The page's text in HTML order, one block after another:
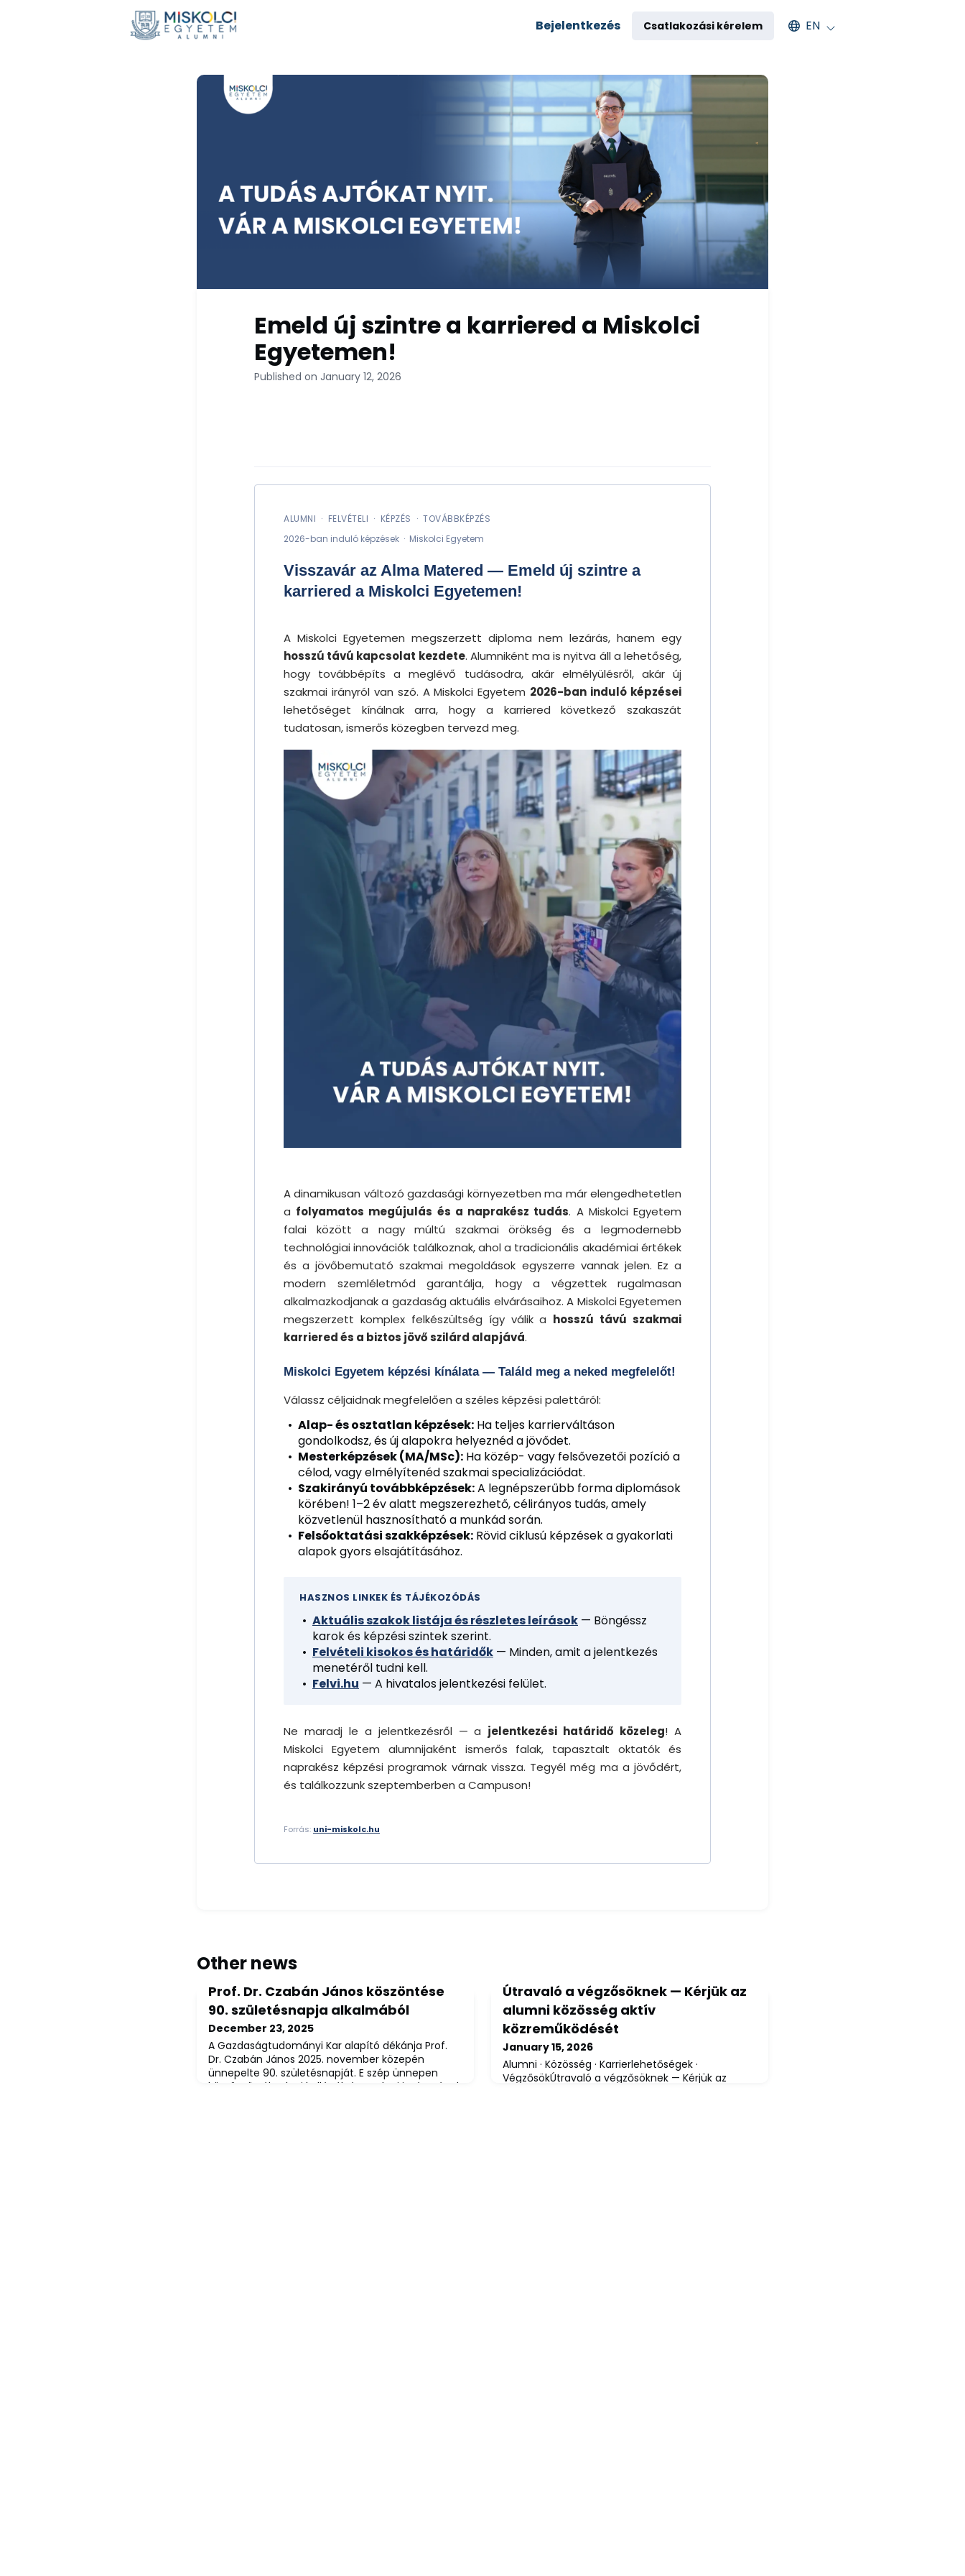
Adományozás Csoportok
Nemzetközi alumni
Bejelentkezés Csatlakozási kérelem Select an available language
EN
Emeld új szintre a karriered a Miskolci
Egyetemen!
Published on January 12, 2026
ALUMNI · FELVÉTELI · KÉPZÉS · TOVÁBBKÉPZÉS
2026-ban induló képzések · Miskolci Egyetem
Visszavár az Alma Matered — Emeld új szintre a
karriered a Miskolci Egyetemen!
A Miskolci Egyetemen megszerzett diploma nem lezárás, hanem egy
hosszú távú kapcsolat kezdete. Alumniként ma is nyitva áll a lehetőség,
hogy továbbépíts a meglévő tudásodra, akár elmélyülésről, akár új
szakmai irányról van szó. A Miskolci Egyetem 2026-ban induló képzései
lehetőséget kínálnak arra, hogy a karriered következő szakaszát
tudatosan, ismerős közegben tervezd meg.
A dinamikusan változó gazdasági környezetben ma már elengedhetetlen
a folyamatos megújulás és a naprakész tudás. A Miskolci Egyetem
falai között a nagy múltú szakmai örökség és a legmodernebb
technológiai innovációk találkoznak, ahol a tradicionális akadémiai értékek
és a jövőbemutató szakmai megoldások egyszerre vannak jelen. Ez a
modern szemléletmód garantálja, hogy a végzettek rugalmasan
alkalmazkodjanak a gazdaság aktuális elvárásaihoz. A Miskolci Egyetemen
megszerzett komplex felkészültség így válik a hosszú távú szakmai
karriered és a biztos jövő szilárd alapjává.
Miskolci Egyetem képzési kínálata — Találd meg a neked megfelelőt!
Válassz céljaidnak megfelelően a széles képzési palettáról:
Alap- és osztatlan képzések: Ha teljes karrierváltáson
gondolkodsz, és új alapokra helyeznéd a jövődet.
Mesterképzések (MA/MSc): Ha közép- vagy felsővezetői pozíció a
célod, vagy elmélyítenéd szakmai specializációdat.
Szakirányú továbbképzések:A legnépszerűbb forma diplomások
körében! 1–2 év alatt megszerezhető, célirányos tudás, amely
közvetlenül hasznosítható a munkád során.
Felsőoktatási szakképzések: Rövid ciklusú képzések a gyakorlati
alapok gyors elsajátításához.
HASZNOS LINKEK ÉS TÁJÉKOZÓDÁS
Aktuális szakok listája és részletes leírások — Böngéssz
karok és képzési szintek szerint.
Felvételi kisokos és határidők — Minden, amit a jelentkezés
menetéről tudni kell.
Felvi.hu — A hivatalos jelentkezési felület.
Ne maradj le a jelentkezésről — a jelentkezési határidő közeleg! A
Miskolci Egyetem alumnijaként ismerős falak, tapasztalt oktatók és
naprakész képzési programok várnak vissza. Tegyél még ma a jövődért,
és találkozzunk szeptemberben a Campuson!
Forrás: uni-miskolc.hu
Other news
Prof. Dr. Czabán János köszöntése
90. születésnapja alkalmából
December 23, 2025
A Gazdaságtudományi Kar alapító dékánja Prof.
Dr. Czabán János 2025. november közepén
ünnepelte 90. születésnapját. E szép ünnepen
köszöntötték a kari kollégák és egykori intézetének
Útravaló a végzősöknek — Kérjük az
alumni közösség aktív
közreműködését
January 15, 2026
Alumni · Közösség · Karrierlehetőségek ·
VégzősökÚtravaló a végzősöknek — Kérjük az